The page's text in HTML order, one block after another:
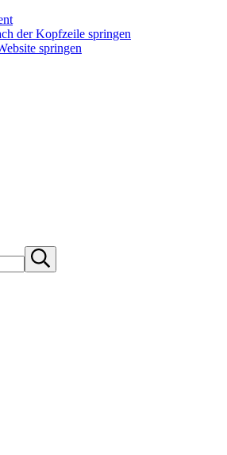
der Kopfzeile springen
springen
Suche
starten